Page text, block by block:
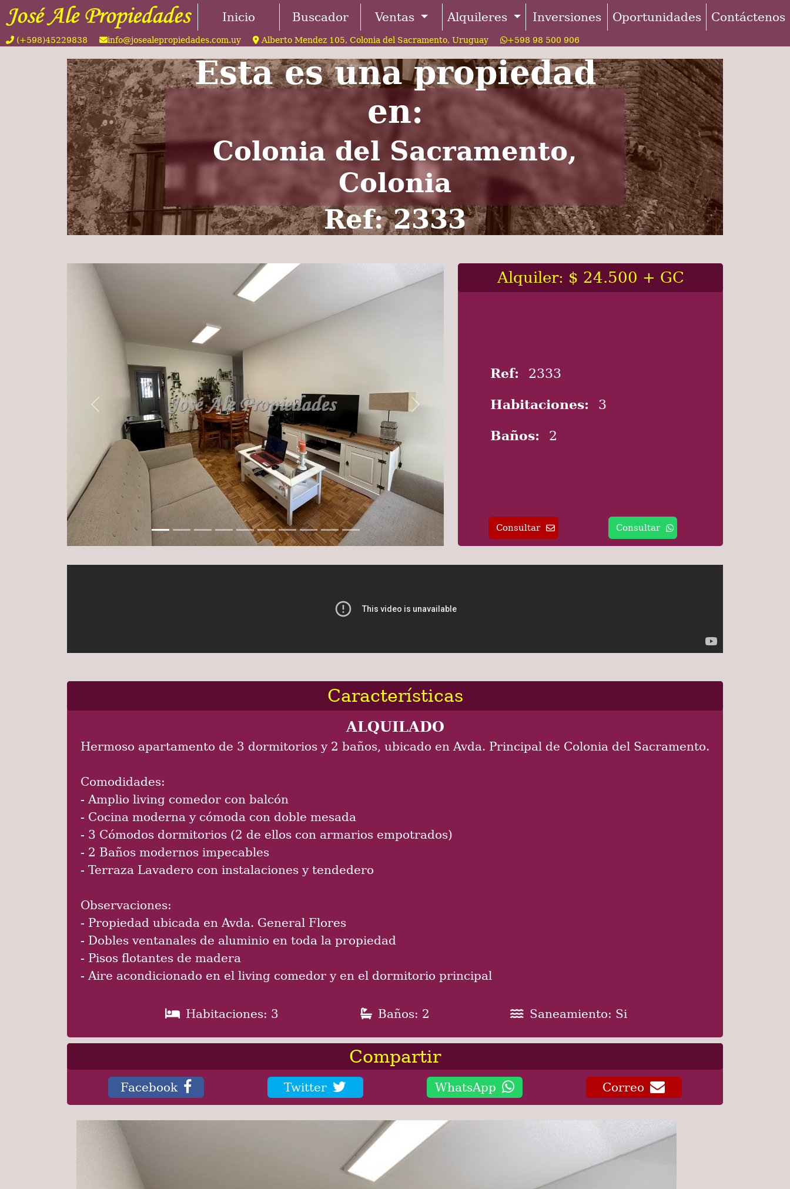
Inicio Buscador Ventas Alquileres Inversiones Oportunidades Contáctenos
(+598)45229838 info@josealepropiedades.com.uy Alberto Mendez 105, Colonia del Sacramento, Uruguay +598 98 500 906
Esta es una propiedad
en:
Colonia del Sacramento,
Colonia
Ref: 2333
Previous Next
Alquiler: $ 24.500 + GC
Ref: 2333
Habitaciones: 3
Baños: 2
Consultar Consultar
Características
ALQUILADO
Hermoso apartamento de 3 dormitorios y 2 baños, ubicado en Avda. Principal de Colonia del Sacramento.
Comodidades:
- Amplio living comedor con balcón
- Cocina moderna y cómoda con doble mesada
- 3 Cómodos dormitorios (2 de ellos con armarios empotrados)
- 2 Baños modernos impecables
- Terraza Lavadero con instalaciones y tendedero
Observaciones:
- Propiedad ubicada en Avda. General Flores
- Dobles ventanales de aluminio en toda la propiedad
- Pisos flotantes de madera
- Aire acondicionado en el living comedor y en el dormitorio principal
Habitaciones: 3 Baños: 2 Saneamiento: Si
Compartir
Facebook Twitter WhatsApp Correo